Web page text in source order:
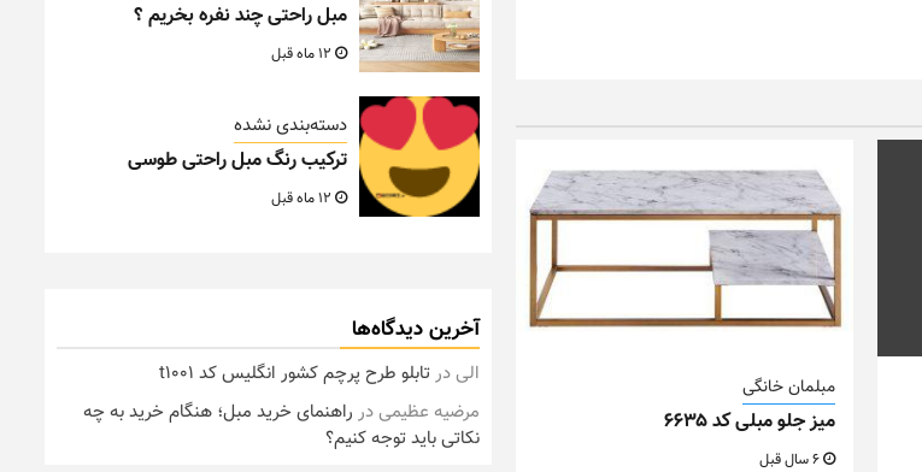
مبلمان خانگی
میز جلو مبلی کد ۶۶۳۵
6 سال قبل
مبل راحتی چند نفره بخریم ؟
دسته‌بندی نشده
ترکیب رنگ مبل راحتی طوسی
آخرین دیدگاه‌ها
الیدرتابلو طرح پرچم کشور انگلیس کد t1001
مرضیه عظیمیدر راهنمای خرید مبل؛ هنگام خرید به چه
نکاتی باید توجه کنیم؟